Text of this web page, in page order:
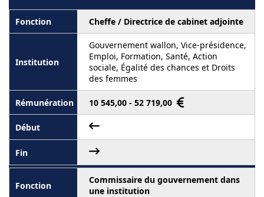
Cheffe / Directrice de cabinet adjointe
Gouvernement wallon, Vice-présidence,
Emploi, Formation, Santé, Action
sociale, Égalité des chances et Droits
des femmes
10 545,00 - 52 719,00
Commissaire du gouvernement dans
une institution